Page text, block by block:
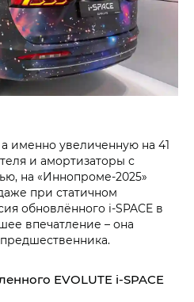
именно увеличенную на 41
и амортизаторы с
на «Иннопроме-2025»
при статичном
обновлённого i‑SPACE в
впечатление – она
EVOLUTE i‑SPACE